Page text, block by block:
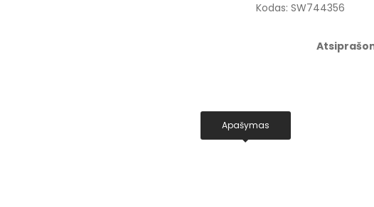
Kodas: SW744356
Apašymas